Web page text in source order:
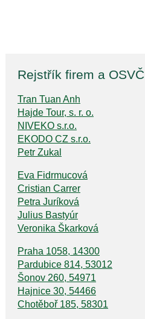
Rejstřík firem a OSVČ
Tran Tuan Anh
Hajde Tour, s. r. o.
NIVEKO s.r.o.
EKODO CZ s.r.o.
Petr Zukal
Eva Fidrmucová
Cristian Carrer
Petra Juríková
Julius Bastyúr
Veronika Škarková
Praha 1058, 14300
Pardubice 814, 53012
Šonov 260, 54971
Hajnice 30, 54466
Chotěboř 185, 58301